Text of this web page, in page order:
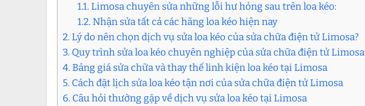
1.1. Limosa chuyên sửa những lỗi hư hỏng sau trên loa kéo:
1.2. Nhận sửa tất cả các hãng loa kéo hiện nay
2. Lý do nên chọn dịch vụ sửa loa kéo của sửa chữa điện tử Limosa?
3. Quy trình sửa loa kéo chuyên nghiệp của sửa chữa điện tử Limosa
4. Bảng giá sửa chữa và thay thế linh kiện loa kéo tại Limosa
5. Cách đặt lịch sửa loa kéo tận nơi của sửa chữa điện tử Limosa
6. Câu hỏi thường gặp về dịch vụ sửa loa kéo tại Limosa